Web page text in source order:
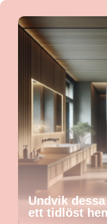
Undvik
ett tidlöst